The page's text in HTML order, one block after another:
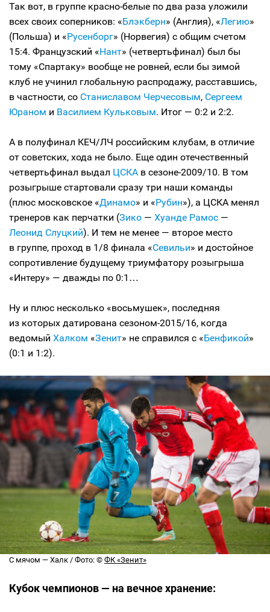
Так вот, в группе красно-белые по два раза уложили
всех своих соперников: «Блэкберн» (Англия), «Легию»
(Польша) и «Русенборг» (Норвегия) с общим счетом
15:4. Французский «Нант» (четвертьфинал) был бы
тому «Спартаку» вообще не ровней, если бы зимой
клуб не учинил глобальную распродажу, расставшись,
в частности, со Станиславом Черчесовым, Сергеем
Юраном и Василием Кульковым. Итог — 0:2 и 2:2.
А в полуфинал КЕЧ/ЛЧ российским клубам, в отличие
от советских, хода не было. Еще один отечественный
четвертьфинал выдал ЦСКА в сезоне-2009/10. В том
розыгрыше стартовали сразу три наши команды
(плюс московское «Динамо» и «Рубин»), а ЦСКА менял
тренеров как перчатки (Зико — Хуанде Рамос —
Леонид Слуцкий). И тем не менее — второе место
в группе, проход в 1/8 финала «Севильи» и достойное
сопротивление будущему триумфатору розыгрыша
«Интеру» — дважды по 0:1…
Ну и плюс несколько «восьмушек», последняя
из которых датирована сезоном-2015/16, когда
ведомый Халком «Зенит» не справился с «Бенфикой»
(0:1 и 1:2).
С мячом — Халк / Фото: © ФК «Зенит»
Кубок чемпионов — на вечное хранение: